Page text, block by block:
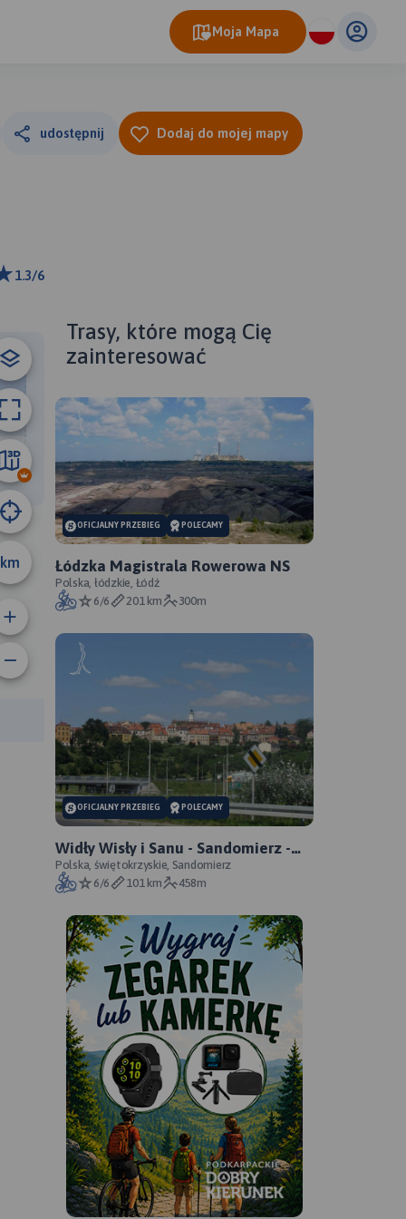
Moja Mapa
udostępnij Dodaj do mojej mapy
1.3/6
km
km
trasy:
Trasy, które mogą Cię
zainteresować
OFICJALNY PRZEBIEG POLECAMY
Łódzka Magistrala Rowerowa NS
Polska, łódzkie, Łódź
6/6
201 km 300m
OFICJALNY PRZEBIEG POLECAMY
Widły Wisły i Sanu - Sandomierz -
Zawichost - Annopol - oficjalny
przebieg
Polska, świętokrzyskie, Sandomierz
6/6
101 km 458m